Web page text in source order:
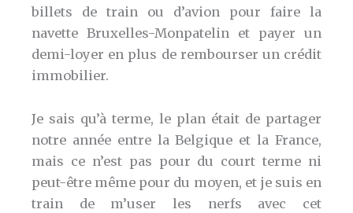
billets de train ou d’avion pour faire la
navette Bruxelles-Monpatelin et payer un
demi-loyer en plus de rembourser un crédit
immobilier.
Je sais qu’à terme, le plan était de partager
notre année entre la Belgique et la France,
mais ce n’est pas pour du court terme ni
peut-être même pour du moyen, et je suis en
train de m’user les nerfs avec cet